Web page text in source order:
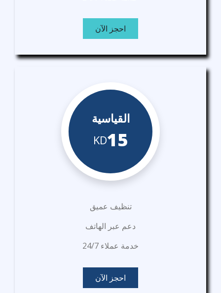
احجز الآن
القياسية
KD15
تنظيف عميق
دعم عبر الهاتف
خدمة عملاء 24/7
احجز الآن